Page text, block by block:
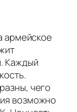
армейское
Каждый
чего
возможно